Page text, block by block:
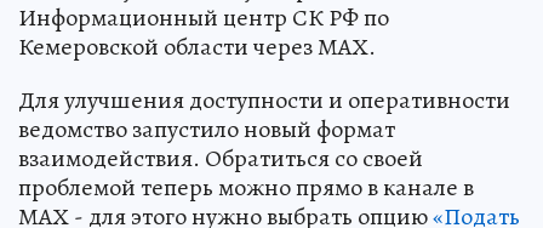
Информационный центр СК РФ по
Кемеровской области через МАХ.
Для улучшения доступности и оперативности
ведомство запустило новый формат
взаимодействия. Обратиться со своей
проблемой теперь можно прямо в канале в
МАХ - для этого нужно выбрать опцию«Подать